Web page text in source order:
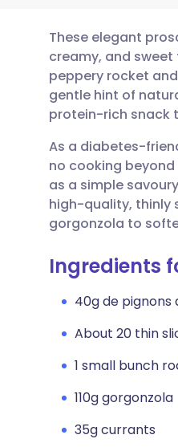
🇬🇧
🇪🇸
🇮🇹
🇮🇳
These elegant
creamy, and
peppery rocket
gentle hint of
protein-rich snack
As a diabetes-
no cooking
as a simple
high-quality, thinly
gorgonzola to
Ingredients
40g de pignons
About 20 thin
1 small bunch
110g gorgonzola
35g currants